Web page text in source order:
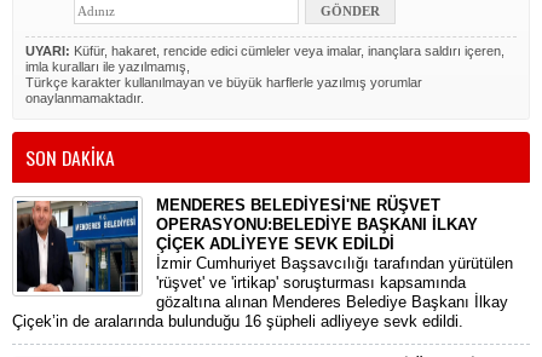
UYARI: Küfür, hakaret, rencide edici cümleler veya imalar, inançlara saldırı içeren,
imla kuralları ile yazılmamış,
Türkçe karakter kullanılmayan ve büyük harflerle yazılmış yorumlar
onaylanmamaktadır.
SON DAKİKA
MENDERES BELEDİYESİ'NE RÜŞVET
OPERASYONU:BELEDİYE BAŞKANI İLKAY
ÇİÇEK ADLİYEYE SEVK EDİLDİ
​İzmir Cumhuriyet Başsavcılığı tarafından yürütülen
'rüşvet' ve 'irtikap' soruşturması kapsamında
gözaltına alınan Menderes Belediye Başkanı İlkay
Çiçek’in de aralarında bulunduğu 16 şüpheli adliyeye sevk edildi.